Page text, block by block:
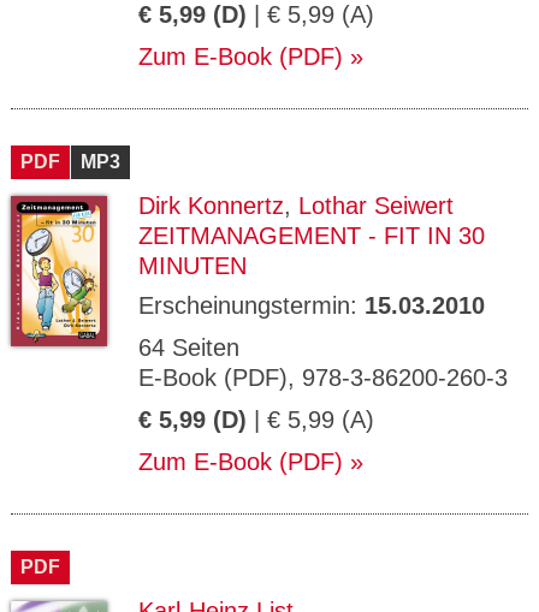
€ 5,99 (D) | € 5,99 (A)
Zum E-Book (PDF)
PDF MP3
Dirk Konnertz, Lothar Seiwert
ZEITMANAGEMENT - FIT IN 30
MINUTEN
Erscheinungstermin: 15.03.2010
64 Seiten
E-Book (PDF), 978-3-86200-260-3
€ 5,99 (D) | € 5,99 (A)
Zum E-Book (PDF)
PDF